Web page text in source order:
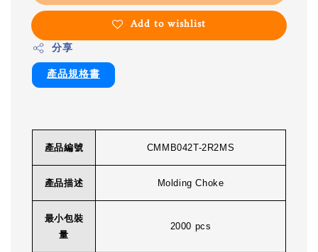
Add to wishlist
分享
產品規格書
產品編號 CMMB042T-2R2MS
產品描述 Molding Choke
最小包裝
量
2000 pcs